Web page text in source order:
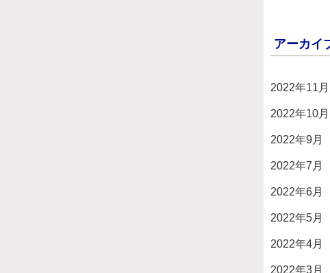
アーカイ
2022年11月
2022年10月
2022年9月
2022年7月
2022年6月
2022年5月
2022年4月
2022年3月